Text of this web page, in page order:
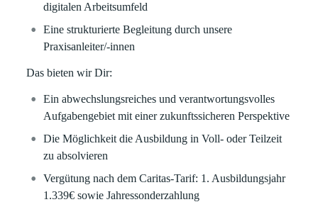
digitalen Arbeitsumfeld
Eine strukturierte Begleitung durch unsere
Praxisanleiter/-innen
Das bieten wir Dir:
Ein abwechslungsreiches und verantwortungsvolles
Aufgabengebiet mit einer zukunftssicheren Perspektive
Die Möglichkeit die Ausbildung in Voll- oder Teilzeit
zu absolvieren
Vergütung nach dem Caritas-Tarif: 1. Ausbildungsjahr
1.339€ sowie Jahressonderzahlung